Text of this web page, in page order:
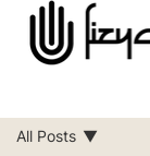
All Posts